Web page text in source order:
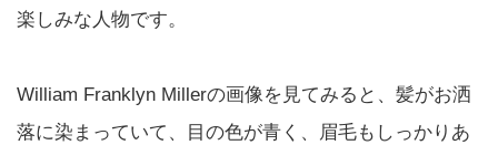
楽しみな人物です。
William Franklyn Millerの画像を見てみると、髪がお洒
落に染まっていて、目の色が青く、眉毛もしっかりあ